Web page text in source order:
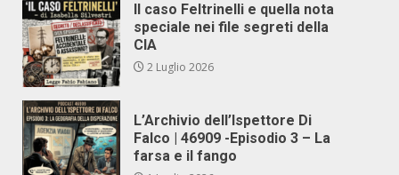
Il caso Feltrinelli e quella nota
speciale nei file segreti della
CIA
2 Luglio 2026
L’Archivio dell’Ispettore Di
Falco | 46909 -Episodio 3 – La
farsa e il fango